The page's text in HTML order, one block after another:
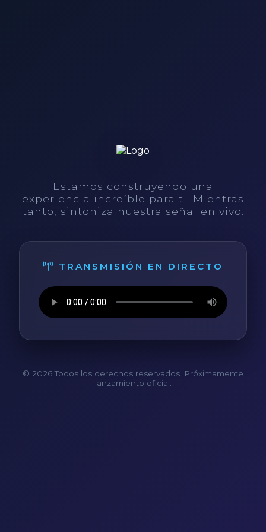
Estamos construyendo una
experiencia increíble para ti. Mientras
tanto, sintoniza nuestra señal en vivo.
TRANSMISIÓN EN DIRECTO
© 2026 Todos los derechos reservados. Próximamente
lanzamiento oficial.